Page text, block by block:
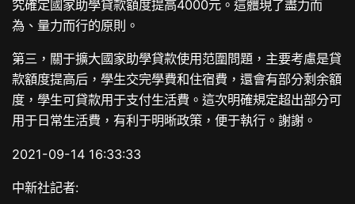
究確定國家助學貸款額度提高4000元。這體現了盡力而
為、量力而行的原則。
第三，關于擴大國家助學貸款使用范圍問題，主要考慮是貸
款額度提高后，學生交完學費和住宿費，還會有部分剩余額
度，學生可貸款用于支付生活費。這次明確規定超出部分可
用于日常生活費，有利于明晰政策，便于執行。謝謝。
2021-09-14 16:33:33
中新社記者: